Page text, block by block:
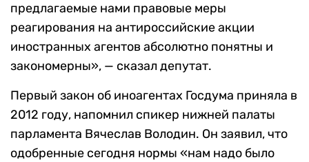
предлагаемые нами правовые меры
реагирования на антироссийские акции
иностранных агентов абсолютно понятны и
закономерны», — сказал депутат.
Первый закон об иноагентах Госдума приняла в
2012 году, напомнил спикер нижней палаты
парламента Вячеслав Володин. Он заявил, что
одобренные сегодня нормы «нам надо было